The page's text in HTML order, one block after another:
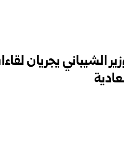
الشيباني يجريان